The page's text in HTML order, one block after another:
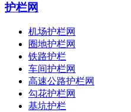
护栏网
机场护栏网
圈地护栏网
铁路护栏
车间护栏网
高速公路护栏网
勾花护栏网
基坑护栏